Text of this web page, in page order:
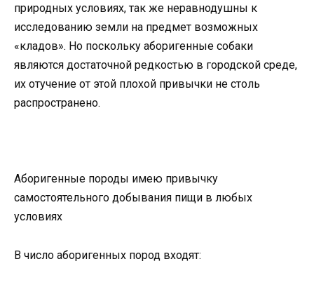
природных условиях, так же неравнодушны к
исследованию земли на предмет возможных
«кладов». Но поскольку аборигенные собаки
являются достаточной редкостью в городской среде,
их отучение от этой плохой привычки не столь
распространено.
Аборигенные породы имею привычку
самостоятельного добывания пищи в любых
условиях
В число аборигенных пород входят: